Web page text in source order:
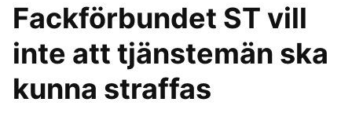
Fackförbundet ST vill
inte att tjänstemän ska
kunna straffas